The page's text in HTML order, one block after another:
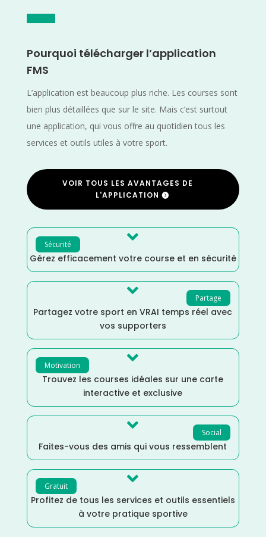
Pourquoi télécharger l’application
FMS
L’application est beaucoup plus riche. Les courses sont
bien plus détaillées que sur le site. Mais c’est surtout
une application, qui vous offre au quotidien tous les
services et outils utiles à votre sport.
VOIR TOUS LES AVANTAGES DE
L'APPLICATION
Sécurité 
Gérez efficacement votre course et en sécurité
Partage

Partagez votre sport en VRAI temps réel avec
vos supporters
Motivation 
Trouvez les courses idéales sur une carte
interactive et exclusive
Social

Faites-vous des amis qui vous ressemblent
Gratuit 
Profitez de tous les services et outils essentiels
à votre pratique sportive